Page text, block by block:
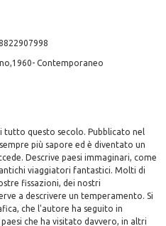
Contemporaneo
tutto questo secolo. Pubblicato nel
più sapore ed è diventato un
Descrive paesi immaginari, come
viaggiatori fantastici. Molti di
fissazioni, dei nostri
a descrivere un temperamento. Si
che l'autore ha seguito in
che ha visitato davvero, in altri